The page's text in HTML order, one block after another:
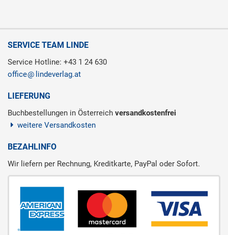
SERVICE TEAM LINDE
Service Hotline: +43 1 24 630
office
lindeverlag.at
LIEFERUNG
Buchbestellungen in Österreich versandkostenfrei
weitere Versandkosten
BEZAHLINFO
Wir liefern per Rechnung, Kreditkarte, PayPal oder Sofort.